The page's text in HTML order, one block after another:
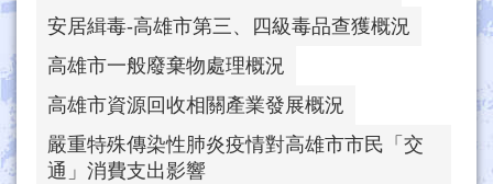
安居緝毒-高雄市第三、四級毒品查獲概況
高雄市一般廢棄物處理概況
高雄市資源回收相關產業發展概況
嚴重特殊傳染性肺炎疫情對高雄市市民「交
通」消費支出影響